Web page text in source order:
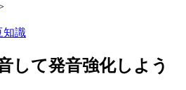
知識
して発音強化しよう